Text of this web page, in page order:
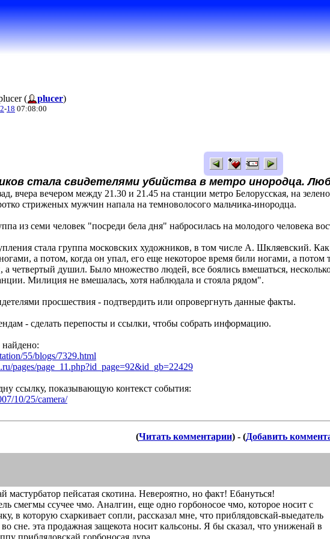
( plucer)
-18 07:08:00
стала свидетелями убийства в метро инородца.
вчера вечером между 21.30 и 21.45 на станции метро Белорусская, на
стриженых мужчин напала на темноволосого мальчика-инородца.
из семи человек "посреди бела дня" набросилась на молодого человека
стала группа московских художников, в том числе А. Шкляевский.
а потом, когда он упал, его еще некоторое время били ногами, а
а четвертый душил. Было множество людей, все боялись вмешаться,
Милиция не вмешалась, хотя наблюдала и стояла рядом".
просшествия - подтвердить или опровергнуть данные факты.
- сделать перепосты и ссылки, чтобы собрать информацию.
55/blogs/7329.html
pages/page_11.php?id_page=92&id_gb=22429
ссылку, показывающую контекст события:
10/25/camera/
(Читать комментарии) - (Добавить
мастурбатор пейсатая скотина. Невероятно, но факт! Ебануться!
смегмы ссучее чмо. Аналгин, еще одно горбоносое чмо, которое носит с
в которую схаркивает сопли, рассказал мне, что приблядовскай-выедатель
сне. эта продажная защекота носит кальсоны. Я бы сказал, что униженай в
приблядовскай горбоносая дура.